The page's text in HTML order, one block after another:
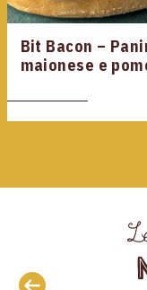
Bit Bacon –
maionese e